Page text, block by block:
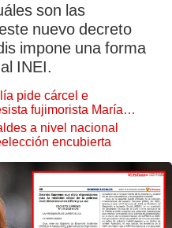
son las
nuevo decreto
impone una forma
INEI.
pide cárcel e
fujimorista María
a nivel nacional
encubierta